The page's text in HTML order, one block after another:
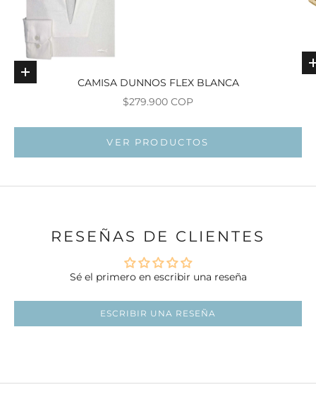
Elige opciones
CAMISA DUNNOS FLEX BLANCA
Precio de oferta
$279.900 COP
VER PRODUCTOS
RESEÑAS DE CLIENTES
Sé el primero en escribir una reseña
ESCRIBIR UNA RESEÑA